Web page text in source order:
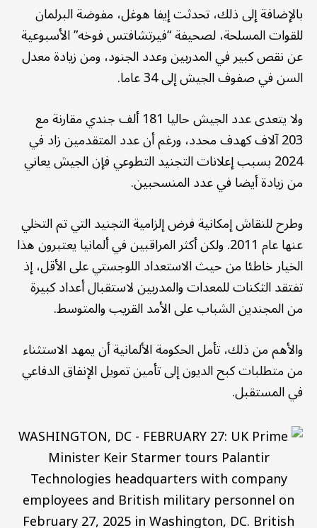
بالإضافة إلى ذلك، تحدثت إيفا هوغل، مفوضة البرلمان
للقوات المسلحة، لصحيفة “فيرتشافتس فوخه” الأسبوعية
عن نقص كبير في المدربين وعدد الجنود، ومن زيادة معدل
السن في صفوف الجيش إلى 34 عاما.
ولا يتعدى عدد الجيش حاليا 181 ألف جندي مقارنة مع
203 آلاف كهدف محدد، ورغم أن عدد المتقدمين زاد في
2024 بسبب إعلانات التجنيد التطوعي فإن الجيش يعاني
من زيادة أيضا في عدد المنسحبين.
وطرح للنقاش إمكانية فرض إلزامية التجنيد التي تم التخلي
عنها عام 2011. ولكن أكثر المراقبين في ألمانيا يعتبرون هذا
الخيار خاطئا من حيث الاستعداد اللوجستي على الأقل، إذ
تفتقد الثكنات للمعدات والمدربين لاستقبال أعداد كبيرة
من المجندين الشباب على الأمد القريب والمتوسط.
والأهم من ذلك، تأمل الحكومة الألمانية أن يمهد الاستثناء
من متطلبات كبح الديون إلى تأمين تمويل الإنفاق الدفاعي
في المستقبل.